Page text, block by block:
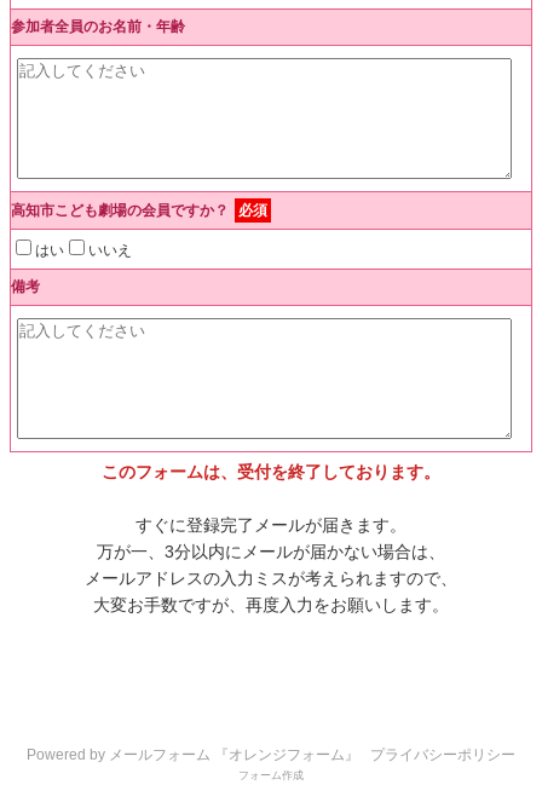
参加者全員のお名前・年齢
高知市こども劇場の会員ですか？ 必須
はい いいえ
備考
このフォームは、受付を終了しております。
すぐに登録完了メールが届きます。
万が一、3分以内にメールが届かない場合は、
メールアドレスの入力ミスが考えられますので、
大変お手数ですが、再度入力をお願いします。
Powered by メールフォーム 『オレンジフォーム』 プライバシーポリシー
フォーム作成